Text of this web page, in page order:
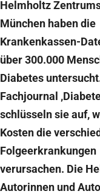
Helmholtz
München haben die
Krankenkassen-
über 300.000
Diabetes
Fachjournal
schlüsseln sie auf,
Kosten die
Folgeerkrankungen
verursachen. Die
Autorinnen und